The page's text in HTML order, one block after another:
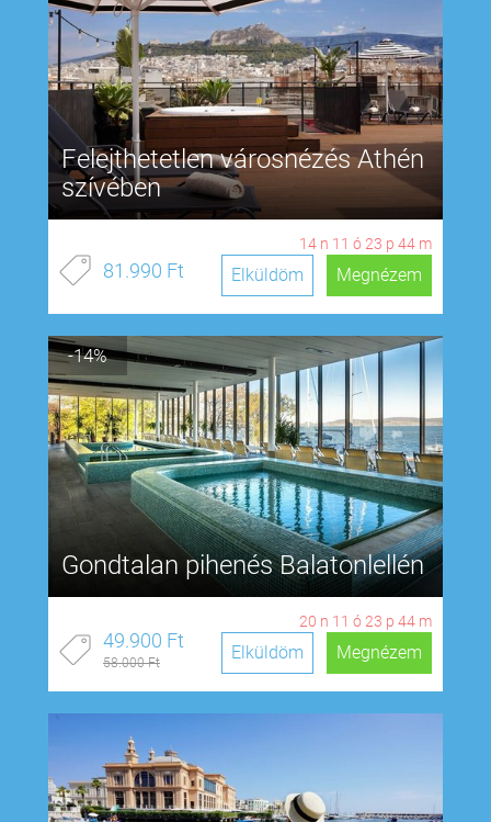
Felejthetetlen városnézés Athén
szívében
14 n 11 ó 23 p 43 m
81.990 Ft Megnézem
Elküldöm
-14%
Gondtalan pihenés Balatonlellén
20 n 11 ó 23 p 43 m
49.900 Ft
58.000 Ft Megnézem
Elküldöm